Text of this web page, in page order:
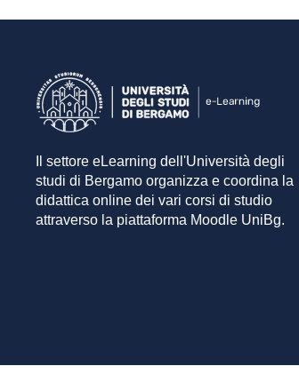
Il settore eLearning dell'Università degli
studi di Bergamo organizza e coordina la
didattica online dei vari corsi di studio
attraverso la piattaforma Moodle UniBg.